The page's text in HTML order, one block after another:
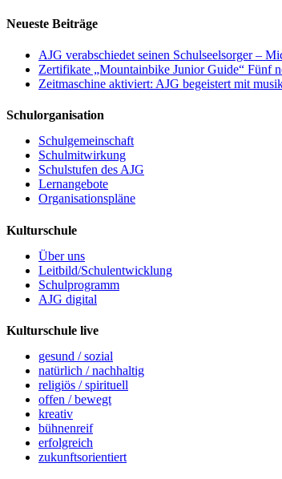
Neueste Beiträge
AJG verabschiedet seinen Schulseelsorger –
Zertifikate „Mountainbike Junior Guide“ Fünf
Zeitmaschine aktiviert: AJG begeistert mit
Schulorganisation
Schulgemeinschaft
Schulmitwirkung
Schulstufen des AJG
Lernangebote
Organisationspläne
Kulturschule
Über uns
Leitbild/Schulentwicklung
Schulprogramm
AJG digital
Kulturschule live
gesund / sozial
natürlich / nachhaltig
religiös / spirituell
offen / bewegt
kreativ
bühnenreif
erfolgreich
zukunftsorientiert